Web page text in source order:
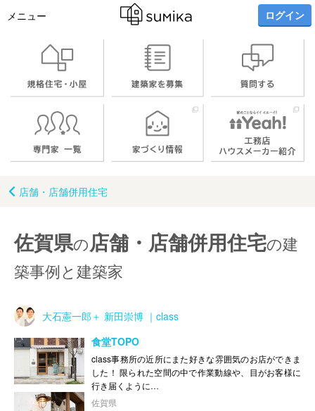
メニュー ログイン
店舗・店舗併用住宅
佐賀県の店舗・店舗併用住宅の建
築事例と建築家
大石憲一郎＋ 新田崇博 ｜class
食堂TOPO
class事務所の近所にまた好きな雰囲気のお店ができま
した！ 限られた空間の中で作業動線や、目がお客様に
行き届くように…
佐賀県